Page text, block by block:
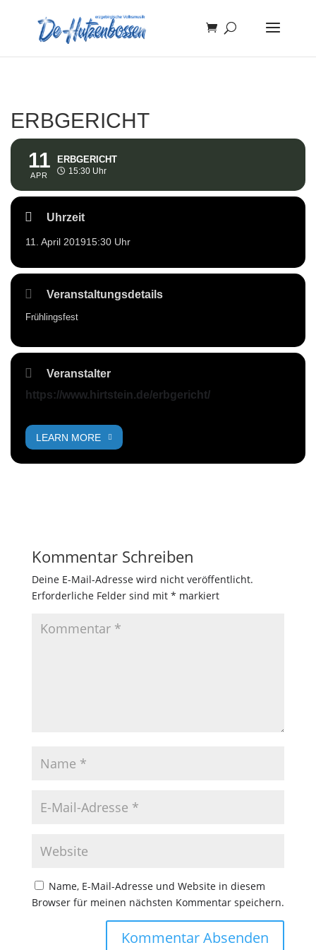
ERBGERICHT
11
APR
ERBGERICHT
15:30 Uhr
Uhrzeit
11. April 201915:30 Uhr
Veranstaltungsdetails
Frühlingsfest
Veranstalter
https://www.hirtstein.de/erbgericht/
LEARN MORE
Kommentar Schreiben
Deine E-Mail-Adresse wird nicht veröffentlicht.
Erforderliche Felder sind mit * markiert
Name, E-Mail-Adresse und Website in diesem
Browser für meinen nächsten Kommentar speichern.